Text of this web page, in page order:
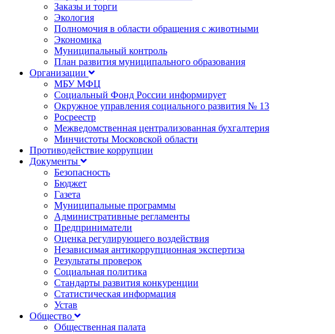
Заказы и торги
Экология
Полномочия в области обращения с животными
Экономика
Муниципальный контроль
План развития муниципального образования
Организации
МБУ МФЦ
Социальный Фонд России информирует
Окружное управления социального развития № 13
Росреестр
Межведомственная централизованная бухгалтерия
Минчистоты Московской области
Противодействие коррупции
Документы
Безопасность
Бюджет
Газета
Муниципальные программы
Административные регламенты
Предприниматели
Оценка регулирующего воздействия
Независимая антикоррупционная экспертиза
Результаты проверок
Социальная политика
Стандарты развития конкуренции
Статистическая информация
Устав
Общество
Общественная палата